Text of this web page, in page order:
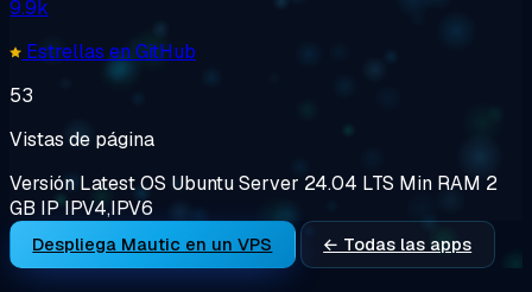
9.9k
Estrellas en GitHub
53
Vistas de página
Versión LatestOS Ubuntu Server 24.04 LTS Min RAM 2
GB IPIPV4,IPV6
Despliega Mautic en un VPS ← Todas las apps